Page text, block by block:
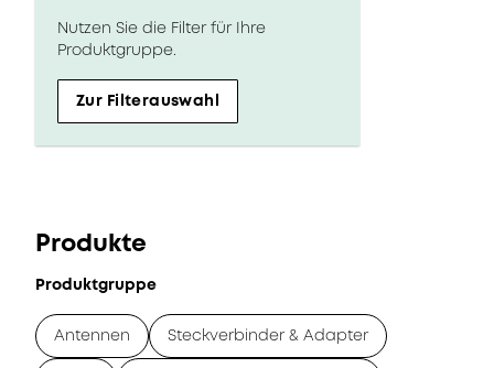
Nutzen Sie die Filter für Ihre
Produktgruppe.
Zur Filterauswahl
Produkte
Produktgruppe
Antennen Steckverbinder & Adapter